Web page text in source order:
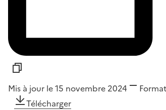
Mis à jour le 15 novembre 2024 Format
Télécharger